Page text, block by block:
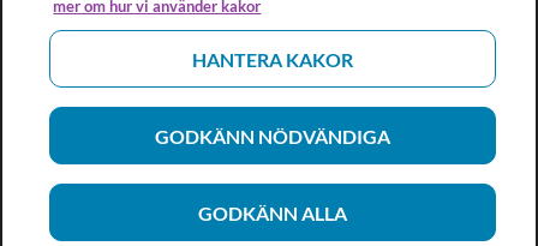
mer om hur vi använder kakor
HANTERA KAKOR
GODKÄNN NÖDVÄNDIGA
GODKÄNN ALLA